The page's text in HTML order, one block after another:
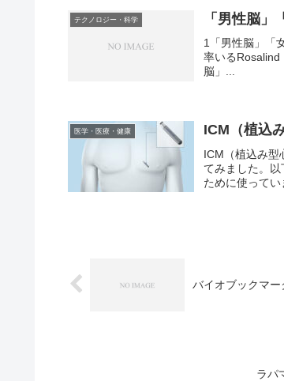
テクノロジー・科学 「男性脳
1「男性脳」「
率いる
脳」...
医学・医療・健康 ICM（植込
ICM（植込み型
てみました。
ために使ってい
バイオブックマ
ラパ